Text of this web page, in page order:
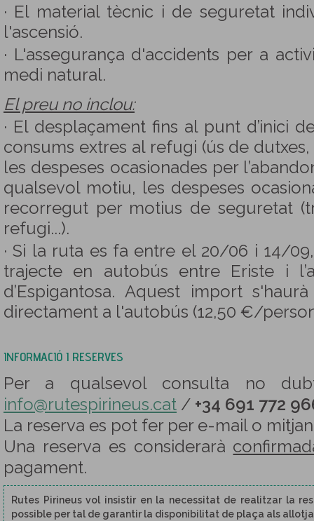
· El material tècnic i de seguretat
l'ascensió.
· L'assegurança d'accidents per a
medi natural.
El preu no inclou:
· El desplaçament fins al punt d’inici
consums extres al refugi (ús de
les despeses ocasionades per
qualsevol motiu, les despeses
recorregut per motius de seguretat
refugi...).
· Si la ruta es fa entre el 20/06 i 14/
trajecte en autobús entre Eriste i
d’Espigantosa. Aquest import
directament a l'autobús (12,50 €/
INFORMACIÓ I RESERVES
Per a qualsevol consulta no
info@rutespirineus.cat / +34 691 772
La reserva es pot fer per e-mail o
Una reserva es considerarà
pagament.
Rutes Pirineus vol insistir en la necessitat de realitzar la
possible per tal de garantir la disponibilitat de plaça als